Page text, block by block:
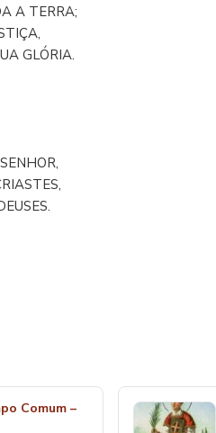
A TERRA;
GLÓRIA.
Comum –